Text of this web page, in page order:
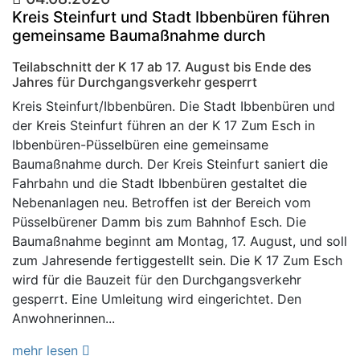
Kreis Steinfurt und Stadt Ibbenbüren führen
gemeinsame Baumaßnahme durch
Teilabschnitt der K 17 ab 17. August bis Ende des
Jahres für Durchgangsverkehr gesperrt
Kreis Steinfurt/Ibbenbüren. Die Stadt Ibbenbüren und
der Kreis Steinfurt führen an der K 17 Zum Esch in
Ibbenbüren-Püsselbüren eine gemeinsame
Baumaßnahme durch. Der Kreis Steinfurt saniert die
Fahrbahn und die Stadt Ibbenbüren gestaltet die
Nebenanlagen neu. Betroffen ist der Bereich vom
Püsselbürener Damm bis zum Bahnhof Esch. Die
Baumaßnahme beginnt am Montag, 17. August, und soll
zum Jahresende fertiggestellt sein. Die K 17 Zum Esch
wird für die Bauzeit für den Durchgangsverkehr
gesperrt. Eine Umleitung wird eingerichtet. Den
Anwohnerinnen...
mehr lesen